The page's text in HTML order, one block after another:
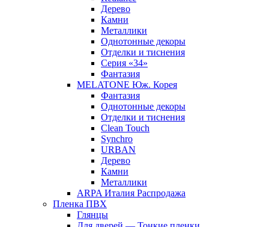
Дерево
Камни
Металлики
Однотонные декоры
Отделки и тиснения
Серия «34»
Фантазия
MELATONE Юж. Корея
Фантазия
Однотонные декоры
Отделки и тиснения
Clean Touch
Synchro
URBAN
Дерево
Камни
Металлики
ARPA Италия Распродажа
Пленка ПВХ
Глянцы